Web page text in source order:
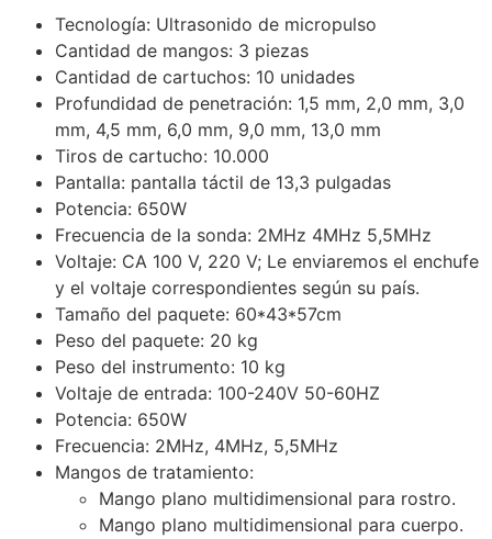
Tecnología: Ultrasonido de micropulso
Cantidad de mangos: 3 piezas
Cantidad de cartuchos: 10 unidades
Profundidad de penetración: 1,5 mm, 2,0 mm, 3,0
mm, 4,5 mm, 6,0 mm, 9,0 mm, 13,0 mm
Tiros de cartucho: 10.000
Pantalla: pantalla táctil de 13,3 pulgadas
Potencia: 650W
Frecuencia de la sonda: 2MHz 4MHz 5,5MHz
Voltaje: CA 100 V, 220 V; Le enviaremos el enchufe
y el voltaje correspondientes según su país.
Tamaño del paquete: 60*43*57cm
Peso del paquete: 20 kg
Peso del instrumento: 10 kg
Voltaje de entrada: 100-240V 50-60HZ
Potencia: 650W
Frecuencia: 2MHz, 4MHz, 5,5MHz
Mangos de tratamiento:
Mango plano multidimensional para rostro.
Mango plano multidimensional para cuerpo.